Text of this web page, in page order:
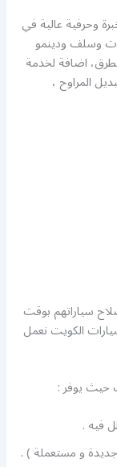
وحرفية عالية في
وسلف ودينمو
اضافة لخدمة
المراوح ،
سياراتهم بوقت
الكويت نعمل
حيث يوفر :
فيه .
جديدة و مستعملة ) .